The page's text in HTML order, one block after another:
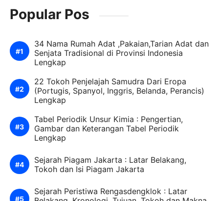
Popular Pos
34 Nama Rumah Adat ,Pakaian,Tarian Adat dan
Senjata Tradisional di Provinsi Indonesia
Lengkap
22 Tokoh Penjelajah Samudra Dari Eropa
(Portugis, Spanyol, Inggris, Belanda, Perancis)
Lengkap
Tabel Periodik Unsur Kimia : Pengertian,
Gambar dan Keterangan Tabel Periodik
Lengkap
Sejarah Piagam Jakarta : Latar Belakang,
Tokoh dan Isi Piagam Jakarta
Sejarah Peristiwa Rengasdengklok : Latar